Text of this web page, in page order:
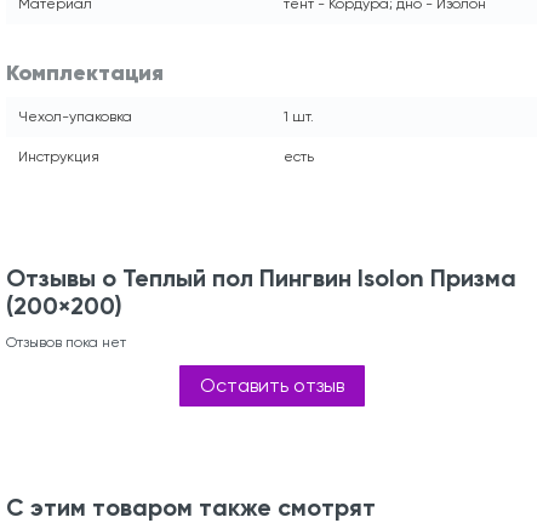
Комплектация
Чехол-упаковка 1 шт.
Инструкция есть
Отзывы о Теплый пол Пингвин Isolon Призма
(200×200)
Отзывов пока нет
Оставить отзыв
С этим товаром также смотрят